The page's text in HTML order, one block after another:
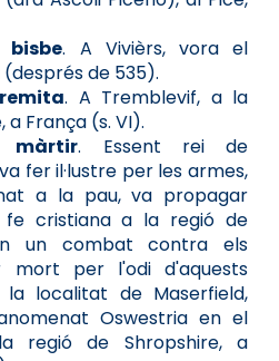
bisbe. A Vivièrs, vora el
(després de 535).
. A Tremblevif, a la
a França (s. VI).
màrtir. Essent rei de
fer il·lustre per les armes,
a la pau, va propagar
cristiana a la regió de
un combat contra els
mort per l'odi d'aquests
localitat de Maserfield,
Oswestria en el
regió de Shropshire, a